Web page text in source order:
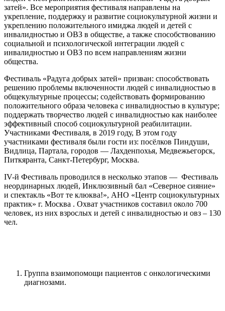
затей». Все мероприятия фестиваля направлены на
укрепление, поддержку и развитие социокультурной жизни и
укреплению положительного имиджа людей и детей с
инвалидностью и ОВЗ в обществе, а также способствованию
социальной и психологической интеграции людей с
инвалидностью и ОВЗ по всем направлениям жизни
общества.
Фестиваль «Радуга добрых затей» призван: способствовать
решению проблемы включенности людей с инвалидностью в
общекультурные процессы; содействовать формированию
положительного образа человека с инвалидностью в культуре;
поддержать творчество людей с инвалидностью как наиболее
эффективный способ социокультурной реабилитации.
Участниками Фестиваля, в 2019 году, В этом году
участниками фестиваля были гости из: посёлков Пиндуши,
Видлица, Партала, городов — Лахденпохья, Медвежьегорск,
Питкяранта, Санкт-Петербург, Москва.
IV-й Фестиваль проводился в несколько этапов — Фестиваль
неординарных людей, Инклюзивный бал «Северное сияние»
и спектакль «Вот те клюква!», АНО «Центр социокультурных
практик» г. Москва . Охват участников составил около 700
человек, из них взрослых и детей с инвалидностью и овз – 130
чел.
Группа взаимопомощи пациентов с онкологическими
диагнозами.